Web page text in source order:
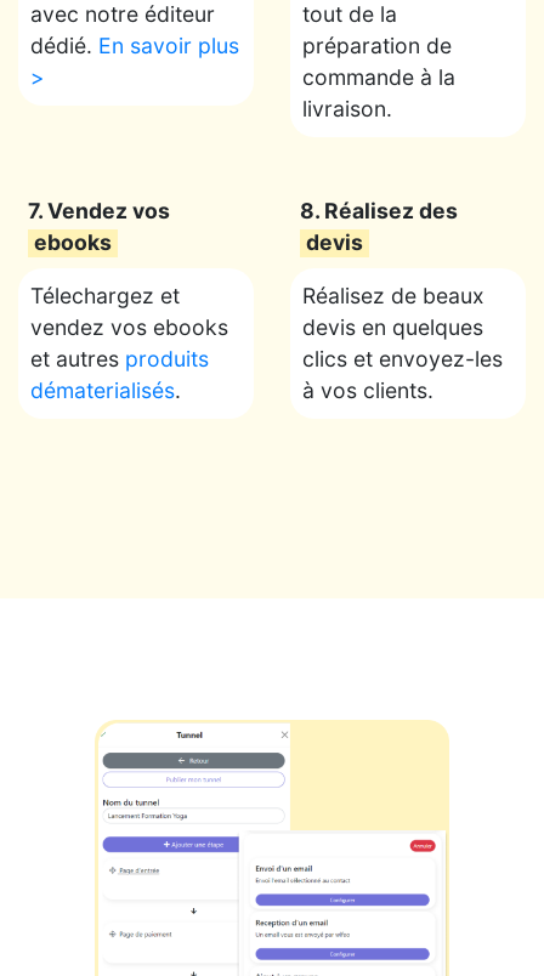
avec notre éditeur
dédié. En savoir plus
>
tout de la
préparation de
commande à la
livraison.
7. Vendez vos
ebooks
Télechargez et
vendez vos ebooks
et autres produits
dématerialisés.
8. Réalisez des
devis
Réalisez de beaux
devis en quelques
clics et envoyez-les
à vos clients.